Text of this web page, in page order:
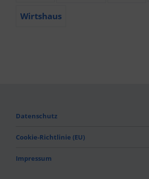
Wirtshaus
Datenschutz
Cookie-Richtlinie (EU)
Impressum